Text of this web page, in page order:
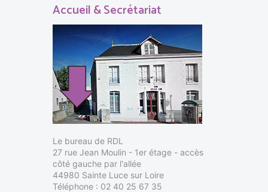
Accueil & Secrétariat
Le bureau de RDL
27 rue Jean Moulin - 1er étage - accès
côté gauche par l'allée
44980 Sainte Luce sur Loire
Téléphone : 02 40 25 67 35